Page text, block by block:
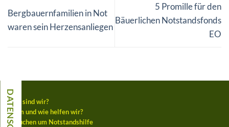
Bergbauernfamilien in Not
waren sein Herzensanliegen
5 Promille für den
Bäuerlichen Notstandsfonds
EO
Wer sind wir?
Wem und wie helfen wir?
Ansuchen um Notstandshilfe